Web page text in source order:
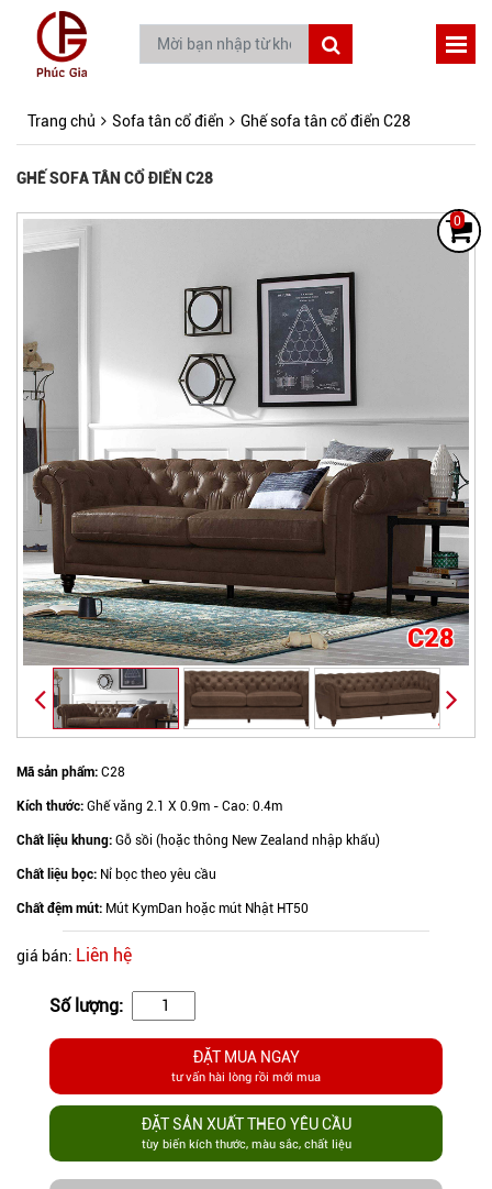
0
Trang chủ Sofa tân cổ điển Ghế sofa tân cổ điển C28
GHẾ SOFA TÂN CỔ ĐIỂN C28
Mã sản phẩm: C28
Kích thước: Ghế văng 2.1 X 0.9m - Cao: 0.4m
Chất liệu khung: Gỗ sồi (hoặc thông New Zealand nhập khẩu)
Chất liệu bọc: Nỉ bọc theo yêu cầu
Chất đệm mút: Mút KymDan hoặc mút Nhật HT50
giá bán: Liên hệ
Số lượng:
ĐẶT MUA NGAY
tư vấn hài lòng rồi mới mua
ĐẶT SẢN XUẤT THEO YÊU CẦU
tùy biến kích thước, màu sắc, chất liệu